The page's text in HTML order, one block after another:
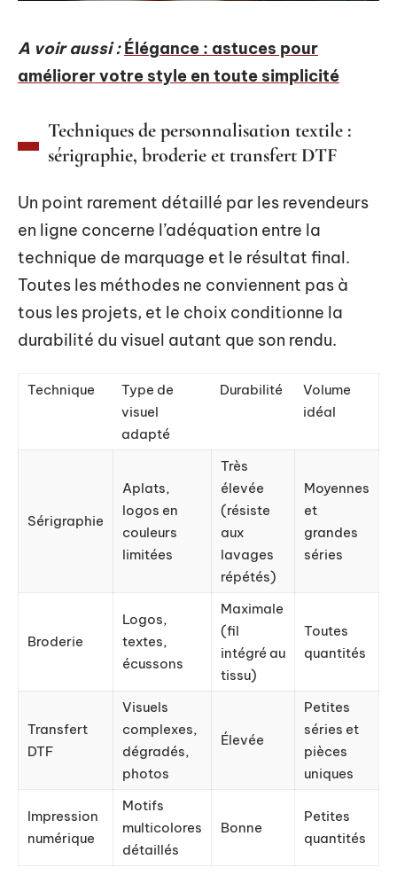
A voir aussi : Élégance : astuces pour
améliorer votre style en toute simplicité
Techniques de personnalisation textile :
sérigraphie, broderie et transfert DTF
Un point rarement détaillé par les revendeurs
en ligne concerne l’adéquation entre la
technique de marquage et le résultat final.
Toutes les méthodes ne conviennent pas à
tous les projets, et le choix conditionne la
durabilité du visuel autant que son rendu.
Technique
Type de
visuel
adapté
Durabilité
Volume
idéal
Sérigraphie
Aplats,
logos en
couleurs
limitées
Très
élevée
(résiste
aux
lavages
répétés)
Moyennes
et
grandes
séries
Broderie
Logos,
textes,
écussons
Maximale
(fil
intégré au
tissu)
Toutes
quantités
Transfert
DTF
Visuels
complexes,
dégradés,
photos
Élevée
Petites
séries et
pièces
uniques
Impression
numérique
Motifs
multicolores
détaillés
Bonne
Petites
quantités